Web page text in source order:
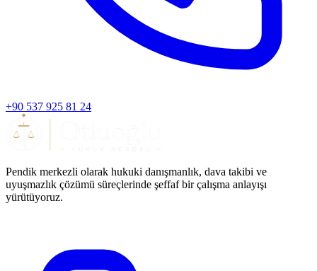
+90 537 925 81 24
Pendik merkezli olarak hukuki danışmanlık, dava takibi ve
uyuşmazlık çözümü süreçlerinde şeffaf bir çalışma anlayışı
yürütüyoruz.